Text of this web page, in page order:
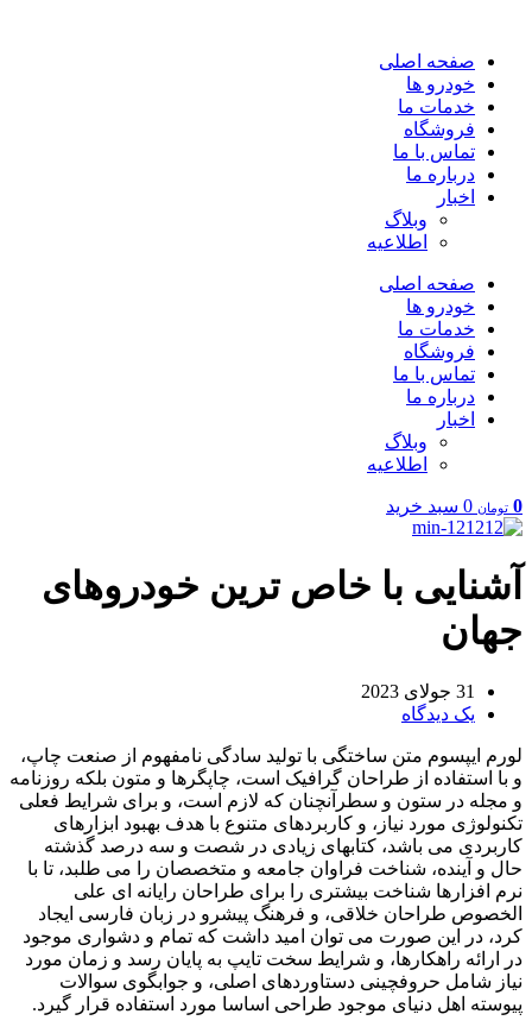
محتوا
صفحه اصلی
خودرو ها
خدمات ما
فروشگاه
تماس با ما
درباره ما
اخبار
وبلاگ
اطلاعیه
صفحه اصلی
خودرو ها
خدمات ما
فروشگاه
تماس با ما
درباره ما
اخبار
وبلاگ
اطلاعیه
0 تومان 0 سبد خرید
آشنایی با خاص ترین خودروهای
جهان
31 جولای 2023
یک دیدگاه
لورم ایپسوم متن ساختگی با تولید سادگی نامفهوم از صنعت چاپ،
و با استفاده از طراحان گرافیک است، چاپگرها و متون بلکه روزنامه
و مجله در ستون و سطرآنچنان که لازم است، و برای شرایط فعلی
تکنولوژی مورد نیاز، و کاربردهای متنوع با هدف بهبود ابزارهای
کاربردی می باشد، کتابهای زیادی در شصت و سه درصد گذشته
حال و آینده، شناخت فراوان جامعه و متخصصان را می طلبد، تا با
نرم افزارها شناخت بیشتری را برای طراحان رایانه ای علی
الخصوص طراحان خلاقی، و فرهنگ پیشرو در زبان فارسی ایجاد
کرد، در این صورت می توان امید داشت که تمام و دشواری موجود
در ارائه راهکارها، و شرایط سخت تایپ به پایان رسد و زمان مورد
نیاز شامل حروفچینی دستاوردهای اصلی، و جوابگوی سوالات
پیوسته اهل دنیای موجود طراحی اساسا مورد استفاده قرار گیرد.